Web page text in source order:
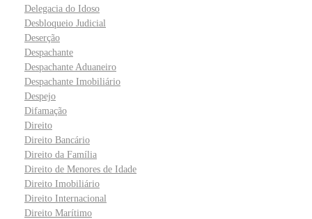
Delegacia do Idoso
Desbloqueio Judicial
Deserção
Despachante
Despachante Aduaneiro
Despachante Imobiliário
Despejo
Difamação
Direito
Direito Bancário
Direito da Família
Direito de Menores de Idade
Direito Imobiliário
Direito Internacional
Direito Marítimo